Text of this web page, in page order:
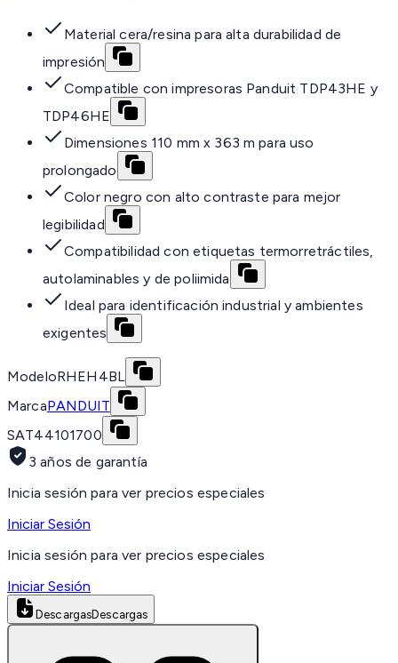
Material cera/resina para alta durabilidad de
impresión
Compatible con impresoras Panduit TDP43HE y
TDP46HE
Dimensiones 110 mm x 363 m para uso
prolongado
Color negro con alto contraste para mejor
legibilidad
Compatibilidad con etiquetas termorretráctiles,
autolaminables y de poliimida
Ideal para identificación industrial y ambientes
exigentes
ModeloRHEH4BL
MarcaPANDUIT
SAT44101700
3 años de garantía
Inicia sesión para ver precios especiales
Iniciar Sesión
Inicia sesión para ver precios especiales
Iniciar Sesión
DescargasDescargas